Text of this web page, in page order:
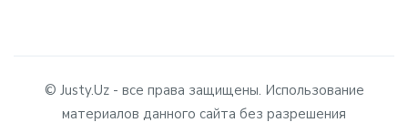
© Justy.Uz - все права защищены. Использование
материалов данного сайта без разрешения